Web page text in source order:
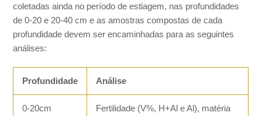
coletadas ainda no período de estiagem, nas profundidades
de 0-20 e 20-40 cm e as amostras compostas de cada
profundidade devem ser encaminhadas para as seguintes
análises:
Profundidade Análise
0-20cm
Fertilidade (V%, H+Al e Al), matéria